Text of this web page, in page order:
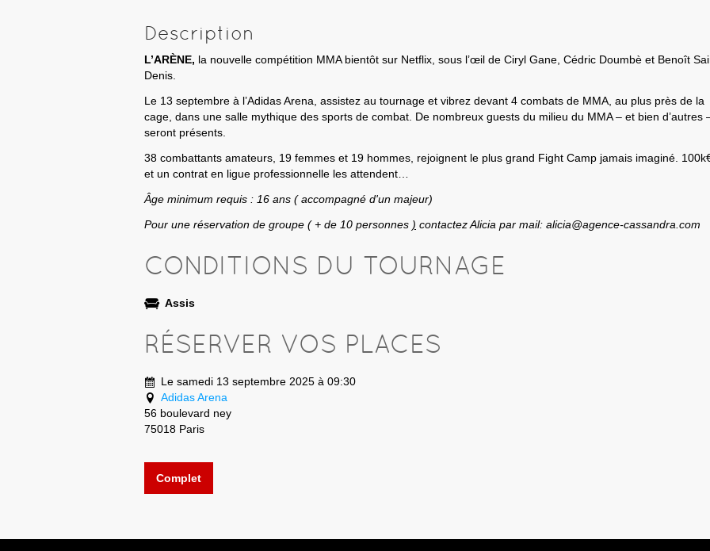
Description
L’ARÈNE, la nouvelle compétition MMA bientôt sur Netflix, sous l’œil de Ciryl Gane, Cédric Doumbè et Benoît
Denis.
Le 13 septembre à l’Adidas Arena, assistez au tournage et vibrez devant 4 combats de MMA, au plus près de la
cage, dans une salle mythique des sports de combat. De nombreux guests du milieu du MMA – et bien d’autres
seront présents.
38 combattants amateurs, 19 femmes et 19 hommes, rejoignent le plus grand Fight Camp jamais imaginé.
et un contrat en ligue professionnelle les attendent…
Âge minimum requis : 16 ans ( accompagné d'un majeur)
Pour une réservation de groupe ( + de 10 personnes ) contactez Alicia par mail: alicia@agence-cassandra.com
CONDITIONS DU TOURNAGE
Assis
RÉSERVER VOS PLACES
Le samedi 13 septembre 2025 à 09:30
Adidas Arena
56 boulevard ney
75018 Paris
Complet